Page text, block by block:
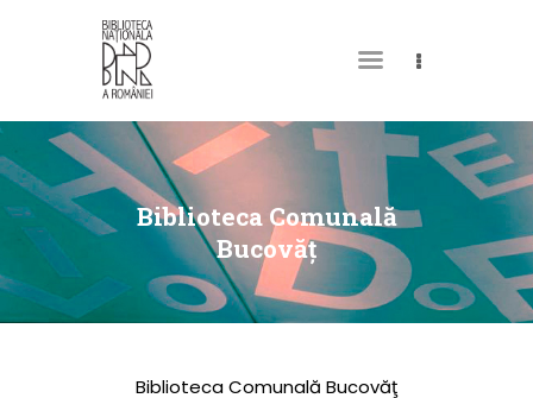
Biblioteca Comunală
Bucovăţ
DESPRE NOI
PERMISUL MEU DE
BIBLIOTECĂ
CATALOAGE ȘI
COLECȚII
Biblioteca Comunală Bucovăţ